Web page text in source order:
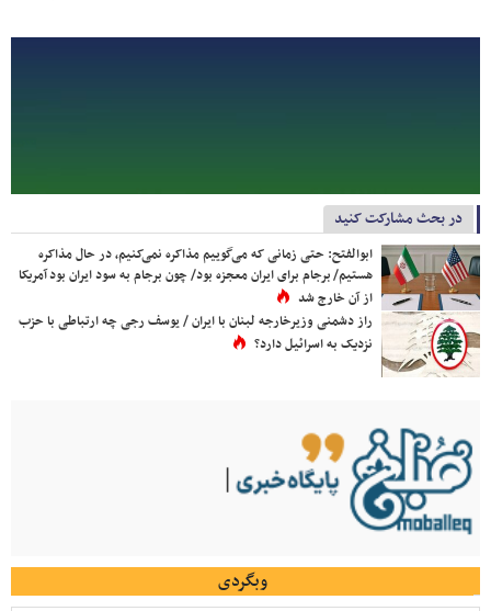
در بحث مشارکت کنید
ابوالفتح: حتی زمانی که می‌گوییم مذاکره نمی‌کنیم، در حال مذاکره
هستیم/ برجام برای ایران معجزه بود/ چون برجام به سود ایران بود آمریکا
از آن خارج شد
راز دشمنی وزیرخارجه لبنان با ایران / یوسف رجی چه ارتباطی با حزب
نزدیک به اسرائیل دارد؟
وبگردی